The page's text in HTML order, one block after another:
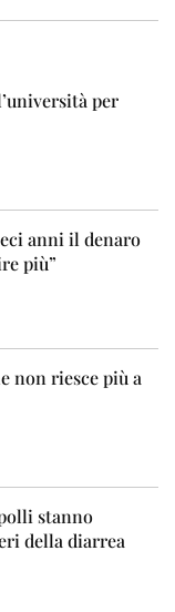
per
anni il denaro
più”
non riesce più a
stanno
della diarrea